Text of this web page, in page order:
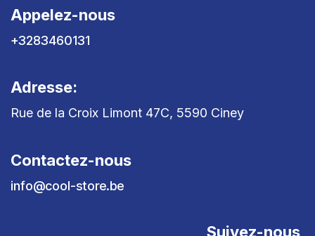
Appelez-nous
+3283460131
Adresse:
Rue de la Croix Limont 47C, 5590 Ciney
Contactez-nous
info@cool-store.be
Suivez-nous